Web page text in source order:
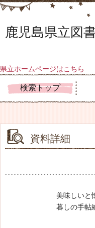
鹿児島県立図
県立ホームページはこちら
検索トップ
資料詳細
美味しいと
暮しの手帖